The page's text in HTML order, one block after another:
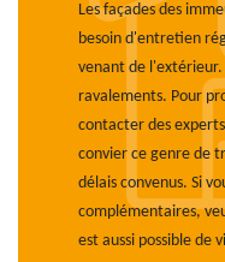
Les façades des
besoin d'entretien
venant de
ravalements. Pour
contacter des
convier ce genre de
délais convenus. Si
complémentaires,
est aussi possible de